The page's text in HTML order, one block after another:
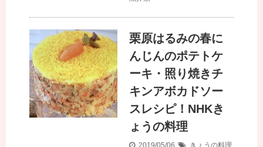
栗原はるみの春に
んじんのポテトケ
ーキ・照り焼きチ
キンアボカドソー
スレシピ！NHKき
ょうの料理
2019/05/06 きょうの料理